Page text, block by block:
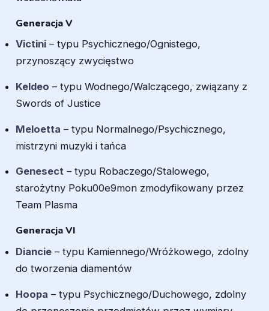
Generacja V
Victini – typu Psychicznego/Ognistego,
przynoszący zwycięstwo
Keldeo – typu Wodnego/Walczącego, związany z
Swords of Justice
Meloetta – typu Normalnego/Psychicznego,
mistrzyni muzyki i tańca
Genesect – typu Robaczego/Stalowego,
starożytny Poku00e9mon zmodyfikowany przez
Team Plasma
Generacja VI
Diancie – typu Kamiennego/Wróżkowego, zdolny
do tworzenia diamentów
Hoopa – typu Psychicznego/Duchowego, zdolny